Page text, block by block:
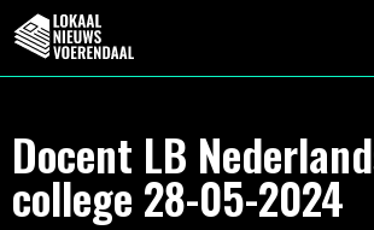
Docent LB
college 28-05-2024